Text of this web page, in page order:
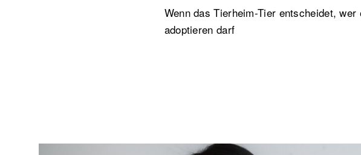
Wenn das Tierheim-Tier entscheidet, wer
adoptieren darf